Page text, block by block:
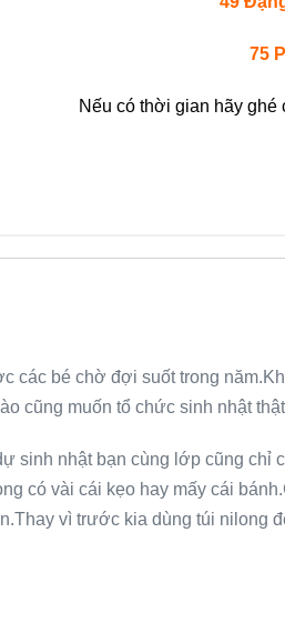
75
Nếu có thời gian hãy
các bé chờ đợi suốt trong
cũng muốn tổ chức sinh nhật
sinh nhật bạn cùng lớp cũng chỉ
có vài cái kẹo hay mấy cái
vì trước kia dùng túi nilong